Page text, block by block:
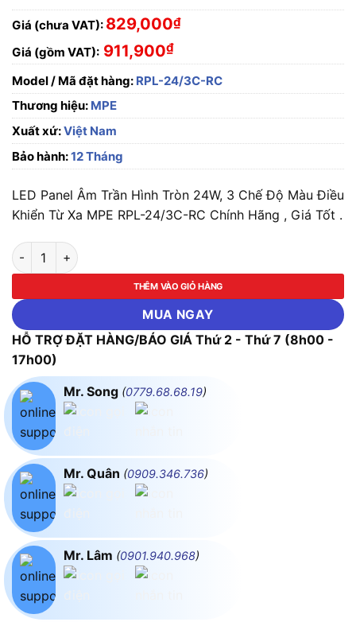
Giá (chưa VAT): 829,000₫
Giá (gồm VAT): 911,900₫
Model / Mã đặt hàng: RPL-24/3C-RC
Thương hiệu: MPE
Xuất xứ:Việt Nam
Bảo hành:12 Tháng
LED Panel Âm Trần Hình Tròn 24W, 3 Chế Độ Màu Điều
Khiển Từ Xa MPE RPL-24/3C-RC Chính Hãng , Giá Tốt .
LED Panel Âm Trần Hình Tròn 24W, 3 Chế Độ Màu Điều Khiển
THÊM VÀO GIỎ HÀNG
MUA NGAY
HỖ TRỢ ĐẶT HÀNG/BÁO GIÁ Thứ 2 - Thứ 7 (8h00 -
17h00)
Mr. Song (0779.68.68.19)
Mr. Quân (0909.346.736)
Mr. Lâm (0901.940.968)